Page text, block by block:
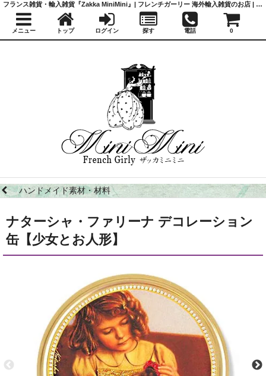
ハンドメイド素材・材料
ナターシャ・ファリーナ デコレーション
缶【少女とお人形】
フランス雑貨・輸入雑貨『Zakka MiniMini』| フレンチガーリー 海外輸入雑貨のお店 | かわいい雑貨 | 蚤の市 | アンティーク
メニュー トップ ログイン 探す 電話 0